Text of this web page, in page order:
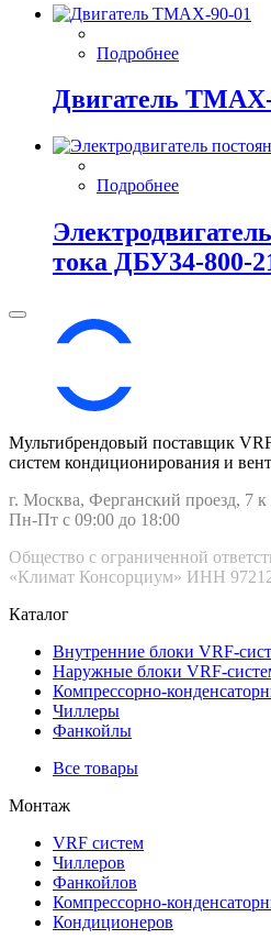
Подробнее
Двигатель
Подробнее
тока
Мультибрендовый поставщик
систем кондиционирования и
г. Москва, Ферганский проезд, 7 к
Пн-Пт с 09:00 до 18:00
Общество с ограниченной
«Климат Консорциум» ИНН
Каталог
Внутренние блоки VRF-
Наружные блоки VRF-
Компрессорно-
Чиллеры
Фанкойлы
Все товары
Монтаж
VRF систем
Чиллеров
Фанкойлов
Компрессорно-
Кондиционеров